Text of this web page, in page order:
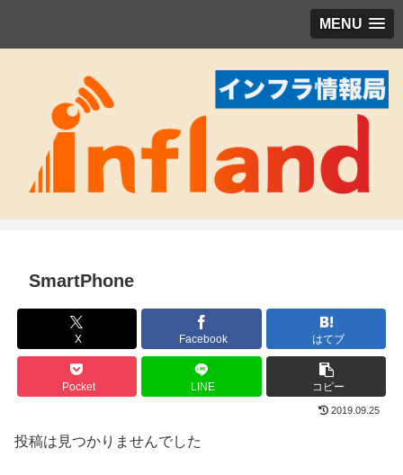
MENU
SmartPhone
X Facebook はてブ
Pocket LINE コピー
2019.09.25
投稿は見つかりませんでした